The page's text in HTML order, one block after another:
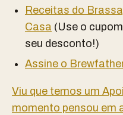
Receitas do
Casa (Use o cupom
seu desconto!)
Assine o
Viu que temos um
momento pensou em